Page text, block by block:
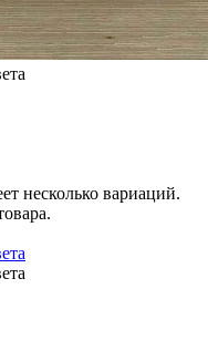
несколько вариаций.